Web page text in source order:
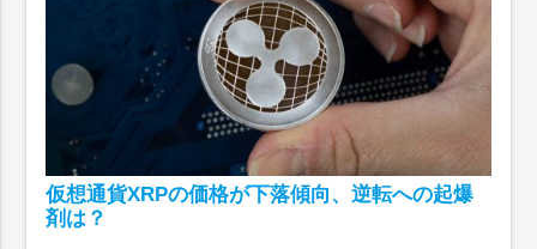
仮想通貨XRPの価格が下落傾向、逆転への起爆
剤は？